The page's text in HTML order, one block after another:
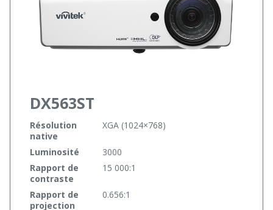
DX563ST
Résolution
native
XGA (1024×768)
Luminosité
3000
Rapport de
contraste
15 000:1
Rapport de
projection
0.656:1